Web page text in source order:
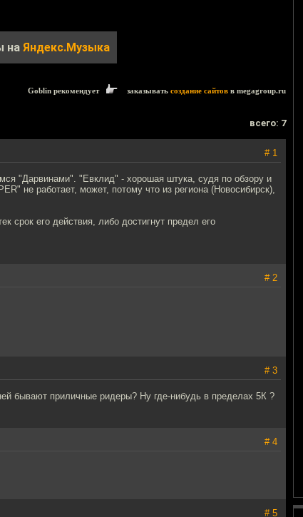
на Яндекс.Музыка
Goblin рекомендует заказывать создание сайтов в megagroup.ru
всего: 7
# 1
"Дарвинами". "Евклид" - хорошая штука, судя по обзору и
не работает, может, потому что из региона (Новосибирск),
срок его действия, либо достигнут предел его
# 2
# 3
бывают приличные ридеры? Ну где-нибудь в пределах 5К ?
# 4
# 5